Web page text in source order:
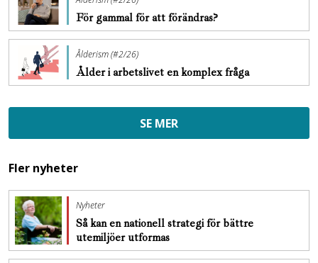
För gammal för att förändras?
Ålderism (#2/26)
Ålder i arbetslivet en komplex fråga
SE MER
Fler nyheter
Nyheter
Så kan en nationell strategi för bättre
utemiljöer utformas